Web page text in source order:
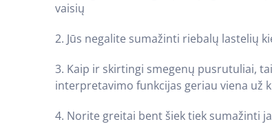
vaisių
2. Jūs negalite sumažinti riebalų lastelių
3. Kaip ir skirtingi smegenų pusrutuliai,
interpretavimo funkcijas geriau viena už
4. Norite greitai bent šiek tiek sumažinti